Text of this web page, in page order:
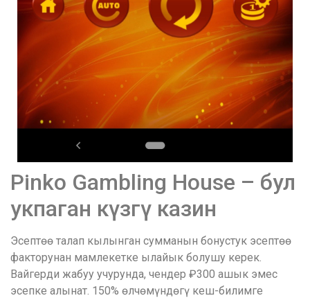
Pinko Gambling House – бул
укпаган күзгү казин
Эсептөө талап кылынган сумманын бонустук эсептөө
факторунан мамлекетке ылайык болушу керек.
Вайгерди жабуу учурунда, чендер ₽300 ашык эмес
эсепке алынат. 150% өлчөмүндөгү кеш-билимге